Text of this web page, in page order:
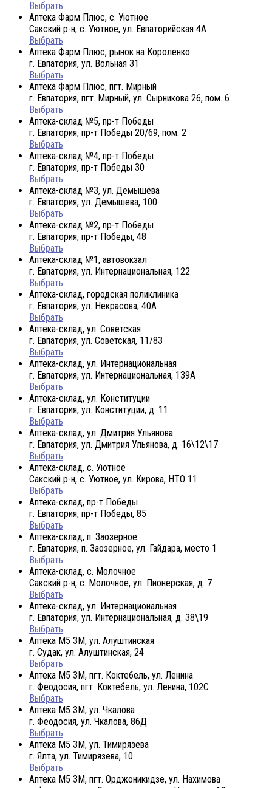
Выбрать
Аптека Фарм Плюс, с. Уютное
Сакский р-н, с. Уютное, ул. Евпаторийская 4А
Выбрать
Аптека Фарм Плюс, рынок на Короленко
г. Евпатория, ул. Вольная 31
Выбрать
Аптека Фарм Плюс, пгт. Мирный
г. Евпатория, пгт. Мирный, ул. Сырникова 26, пом. 6
Выбрать
Аптека-склад №5, пр-т Победы
г. Евпатория, пр-т Победы 20/69, пом. 2
Выбрать
Аптека-склад №4, пр-т Победы
г. Евпатория, пр-т Победы 30
Выбрать
Аптека-склад №3, ул. Демышева
г. Евпатория, ул. Демышева, 100
Выбрать
Аптека-склад №2, пр-т Победы
г. Евпатория, пр-т Победы, 48
Выбрать
Аптека-склад №1, автовокзал
г. Евпатория, ул. Интернациональная, 122
Выбрать
Аптека-склад, городская поликлиника
г. Евпатория, ул. Некрасова, 40A
Выбрать
Аптека-склад, ул. Советская
г. Евпатория, ул. Советская, 11/83
Выбрать
Аптека-склад, ул. Интернациональная
г. Евпатория, ул. Интернациональная, 139А
Выбрать
Аптека-склад, ул. Конституции
г. Евпатория, ул. Конституции, д. 11
Выбрать
Аптека-склад, ул. Дмитрия Ульянова
г. Евпатория, ул. Дмитрия Ульянова, д. 16\12\17
Выбрать
Аптека-склад, с. Уютное
Сакский р-н, с. Уютное, ул. Кирова, НТО 11
Выбрать
Аптека-склад, пр-т Победы
г. Евпатория, пр-т Победы, 85
Выбрать
Аптека-склад, п. Заозерное
г. Евпатория, п. Заозерное, ул. Гайдара, место 1
Выбрать
Аптека-склад, с. Молочное
Сакский р-н, с. Молочное, ул. Пионерская, д. 7
Выбрать
Аптека-склад, ул. Интернациональная
г. Евпатория, ул. Интернациональная, д. 38\19
Выбрать
Аптека М5 3М, ул. Алуштинская
г. Судак, ул. Алуштинская, 24
Выбрать
Аптека М5 3М, пгт. Коктебель, ул. Ленина
г. Феодосия, пгт. Коктебель, ул. Ленина, 102С
Выбрать
Аптека М5 3М, ул. Чкалова
г. Феодосия, ул. Чкалова, 86Д
Выбрать
Аптека М5 3М, ул. Тимирязева
г. Ялта, ул. Тимирязева, 10
Выбрать
Аптека М5 3М, пгт. Орджоникидзе, ул. Нахимова